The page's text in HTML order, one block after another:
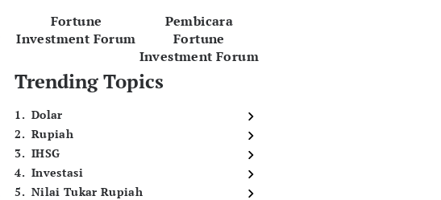
Fortune
Investment Forum
Pembicara
Fortune
Investment Forum
Trending Topics
1. Dolar
2. Rupiah
3. IHSG
4. Investasi
5. Nilai Tukar Rupiah